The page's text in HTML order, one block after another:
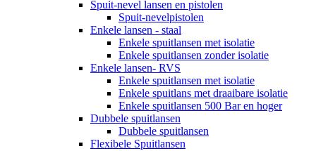
Spuit-nevel lansen en pistolen
Spuit-nevelpistolen
Enkele lansen - staal
Enkele spuitlansen met isolatie
Enkele spuitlansen zonder isolatie
Enkele lansen- RVS
Enkele spuitlansen met isolatie
Enkele spuitlans met draaibare isolatie
Enkele spuitlansen 500 Bar en hoger
Dubbele spuitlansen
Dubbele spuitlansen
Flexibele Spuitlansen